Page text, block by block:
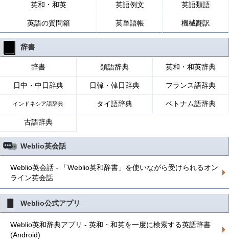
英和・和英 英語例文 英語類語
英語の質問箱 英単語帳 機械翻訳
辞書
辞書 類語辞典 英和・和英辞典
日中・中日辞典 日韓・韓日辞典 フランス語辞典
インドネシア語辞典 タイ語辞典 ベトナム語辞典
古語辞典
Weblio英会話
Weblio英会話 - 「Weblio英和辞書」を使いながら受けられるオン
ライン英会話
Weblio公式アプリ
Weblio英和辞典アプリ - 英和・和英を一度に検索する英語辞書
(Android)